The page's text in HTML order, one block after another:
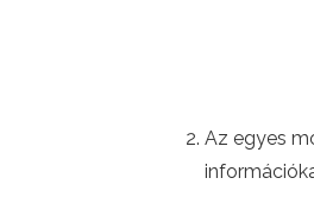
Az egyes